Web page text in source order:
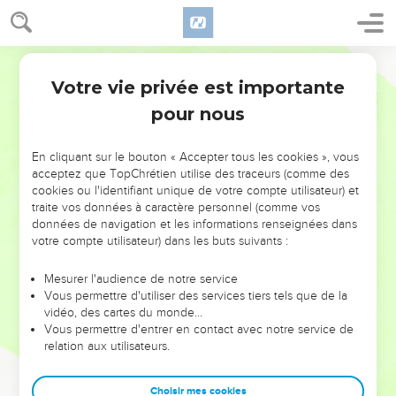
NE MANQUEZ PAS L’ÉVÉNEMENT
DE L’ANNÉE !
ET SI LEURS ERREURS POUVAIENT VOUS ÉVITER LES
VOTRES ?
leur foi ou leur vision. Mais on voit moins les doutes, les erreurs
et les saisons difficiles qu'ils ont traversés, alors même que ce
sont elles qui les ont façonnés.
Dans cette conférence, leaders, entrepreneurs, et responsables
clés pour avancer avec plus de sagesse afin que leurs erreurs
Votre vie privée est importante
pour nous
En cliquant sur le bouton « Accepter tous les cookies », vous
acceptez que TopChrétien utilise des traceurs (comme des
cookies ou l'identifiant unique de votre compte utilisateur) et
traite vos données à caractère personnel (comme vos
données de navigation et les informations renseignées dans
votre compte utilisateur) dans les buts suivants :
Mesurer l'audience de notre service
Vous permettre d'utiliser des services tiers tels que de la
vidéo, des cartes du monde…
Vous permettre d'entrer en contact avec notre service de
relation aux utilisateurs.
Choisir mes cookies